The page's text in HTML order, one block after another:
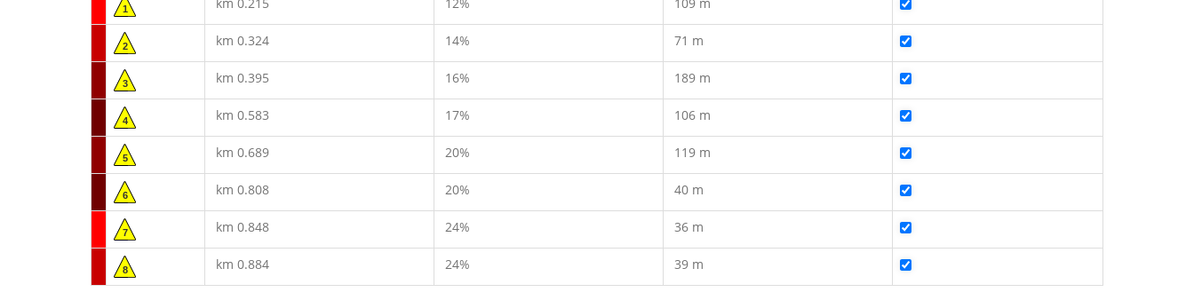
1
2 km 0.324 14% 71 m
3 km 0.395 16% 189 m
4 km 0.583 17% 106 m
5 km 0.689 20% 119 m
6 km 0.808 20% 40 m
7 km 0.848 24% 36 m
8 km 0.884 24% 39 m